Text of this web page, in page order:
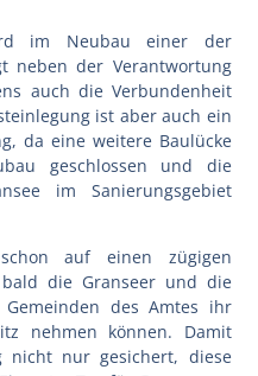
im Neubau einer der
neben der Verantwortung
auch die Verbundenheit
ist aber auch ein
da eine weitere Baulücke
geschlossen und die
im Sanierungsgebiet
auf einen zügigen
die Granseer und die
des Amtes ihr
nehmen können. Damit
nicht nur gesichert, diese